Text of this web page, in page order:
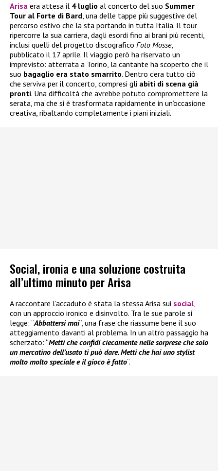
Arisa era attesa il 4 luglio al concerto del suo Summer
Tour al Forte di Bard , una delle tappe più suggestive del
percorso estivo che la sta portando in tutta Italia. Il tour
ripercorre la sua carriera, dagli esordi fino ai brani più recenti,
inclusi quelli del progetto discografico Foto Mosse,
pubblicato il 17 aprile. Il viaggio però ha riservato un
imprevisto: atterrata a Torino, la cantante ha scoperto che il
suo bagaglio era stato smarrito. Dentro c’era tutto ciò
che serviva per il concerto, compresi gli abiti di scena già
pronti. Una difficoltà che avrebbe potuto compromettere la
serata, ma che si è trasformata rapidamente in un’occasione
creativa, ribaltando completamente i piani iniziali.
Social, ironia e una soluzione costruita
all’ultimo minuto per Arisa
A raccontare l’accaduto è stata la stessa Arisa sui social,
con un approccio ironico e disinvolto. Tra le sue parole si
legge: “Abbattersi mai“, una frase che riassume bene il suo
atteggiamento davanti al problema. In un altro passaggio ha
scherzato: “Metti che confidi ciecamente nelle sorprese che solo
un mercatino dell’usato ti può dare. Metti che hai uno stylist
molto molto speciale e il gioco è fatto“.